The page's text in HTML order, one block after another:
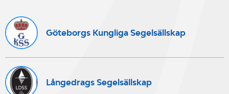
Göteborgs Kungliga Segelsällskap
Långedrags Segelsällskap